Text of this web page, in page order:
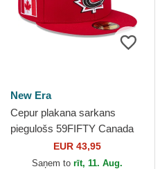
New Era
Cepur plakana sarkans
piegulošs 59FIFTY Canada
2026 World Baseball Classic
no World Baseball...
EUR 43,95
Saņem to rīt, 11. Aug.